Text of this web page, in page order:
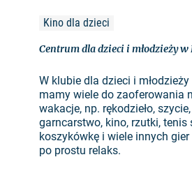
Kino dla dzieci
Centrum dla dzieci i młodzieży w
W klubie dla dzieci i
mamy wiele do zaoferowania
wakacje, np. rękodzieło,
garncarstwo, kino, rzutki, tenis
koszykówkę i wiele innych
po prostu relaks.